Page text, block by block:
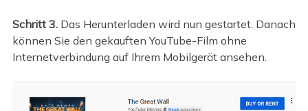
Schritt 3. Das Herunterladen wird nun gestartet. Danach
können Sie den gekauften YouTube-Film ohne
Internetverbindung auf Ihrem Mobilgerät ansehen.